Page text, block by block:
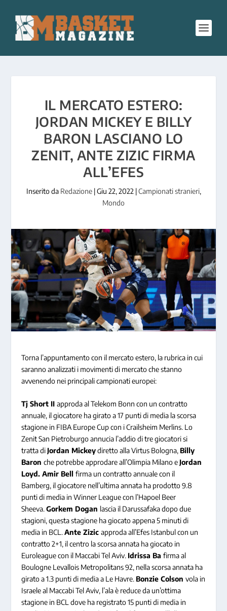
IL MERCATO ESTERO:
JORDAN MICKEY E BILLY
BARON LASCIANO LO
ZENIT, ANTE ZIZIC FIRMA
ALL’EFES
Inserito da Redazione|Giu 22, 2022 |Campionati stranieri,
Mondo
Torna l’appuntamento con il mercato estero, la rubrica in cui
saranno analizzati i movimenti di mercato che stanno
avvenendo nei principali campionati europei:
Tj Short IIapproda al Telekom Bonn con un contratto
annuale, il giocatore ha girato a 17 punti di media la scorsa
stagione in FIBA Europe Cup con i Crailsheim Merlins. Lo
Zenit San Pietroburgo annucia l’addio di tre giocatori si
tratta diJordan Mickeydiretto alla Virtus Bologna, Billy
Baronche potrebbe approdare all’Olimpia Milano eJordan
Loyd.Amir Bellfirma un contratto annuale con il
Bamberg, il giocatore nell’ultima annata ha prodotto 9.8
punti di media in Winner League con l’Hapoel Beer
Sheeva.Gorkem Dogan lascia il Darussafaka dopo due
stagioni, questa stagione ha giocato appena 5 minuti di
media in BCL.Ante Zizicapproda all’Efes Istanbul con un
contratto 2+1, il centro la scorsa annata ha giocato in
Euroleague con il Maccabi Tel Aviv. Idrissa Bafirma al
Boulogne Levallois Metropolitans 92, nella scorsa annata ha
girato a 1.3 punti di media a Le Havre. Bonzie Colsonvola in
Israele al Maccabi Tel Aviv, l’ala è reduce da un’ottima
stagione in BCL dove ha registrato 15 punti di media in